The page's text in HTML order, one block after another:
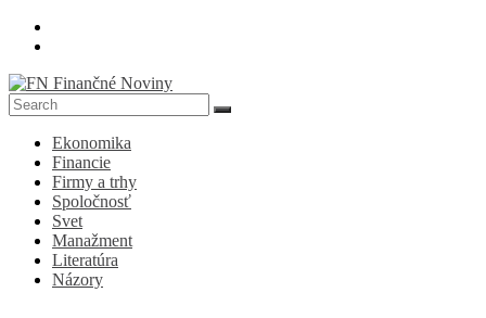
Skip
FN
Finančné
Noviny
Denník
ekonomike
spoločnosti
Ekonomika
Financie
Firmy a trhy
Spoločnosť
Svet
Manažment
Literatúra
Názory